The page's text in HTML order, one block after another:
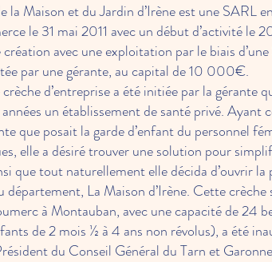
la Maison et du Jardin d’Irène est une SARL
le 31 mai 2011 avec un début d’activité le
création avec une exploitation par le biais
par une gérante, au capital de 10 000€.
d’entreprise a été initiée par la gérante
un établissement de santé privé. Ayant
que posait la garde d’enfant du personnel
elle a désiré trouver une solution pour
que tout naturellement elle décida d’ouvrir la
département, La Maison d’Irène. Cette crèche
à Montauban, avec une capacité de 24
de 2 mois ½ à 4 ans non révolus), a été
du Conseil Général du Tarn et